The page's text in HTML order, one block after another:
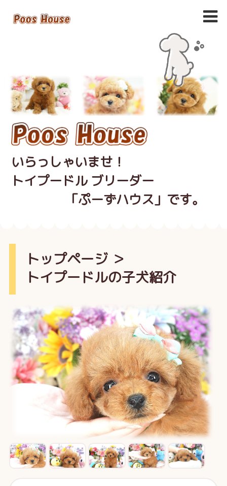
いらっしゃいませ！
トイプードル ブリーダー
「ぷーずハウス」です。
トップページ＞
トイプードルの子犬紹介